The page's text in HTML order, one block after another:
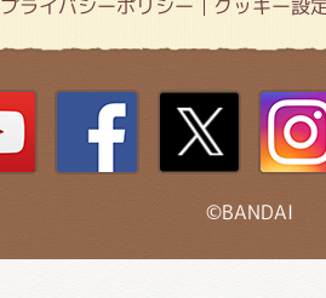
プライバシーポリシー クッキー設
©BANDAI